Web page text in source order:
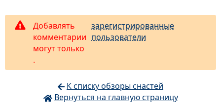
Добавлять
комментарии
могут только
зарегистрированные
пользователи
.
К списку обзоры снастей
Вернуться на главную страницу